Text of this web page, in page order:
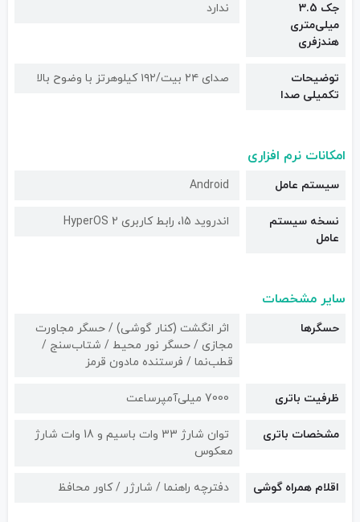
جک 3.5
میلی‌متری
هندزفری
ندارد
توضیحات
تکمیلی صدا
صدای ۲۴ بیت/۱۹۲ کیلوهرتز با وضوح بالا
امکانات نرم افزاری
سیستم عامل Android
نسخه سیستم
عامل
اندروید 15، رابط کاربری HyperOS 2
سایر مشخصات
حسگرها
اثر انگشت (کنار گوشی) / حسگر مجاورت
مجازی / حسگر نور محیط / شتاب‌سنج /
قطب‌نما / فرستنده مادون قرمز
ظرفیت باتری 7000 میلی‌آمپرساعت
مشخصات باتری
توان شارژ 33 وات باسیم و 18 وات شارژ
معکوس
اقلام همراه گوشی دفترچه راهنما / شارژر / کاور محافظ